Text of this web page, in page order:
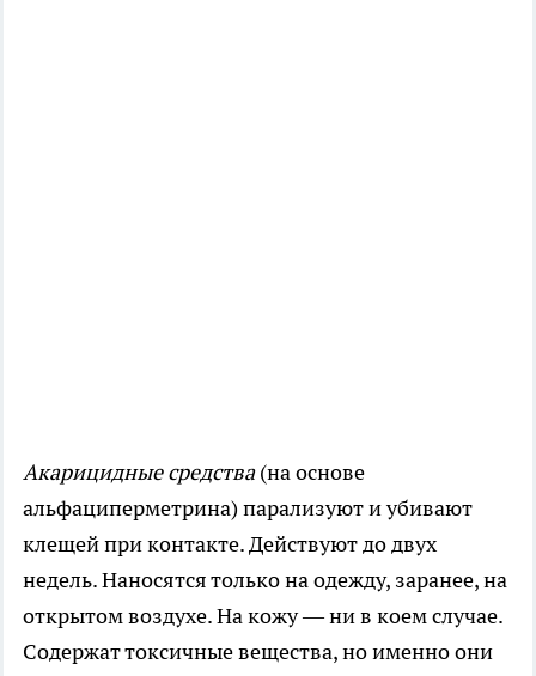
Акарицидные средства(на основе
альфациперметрина) парализуют и убивают
клещей при контакте. Действуют до двух
недель. Наносятся только на одежду, заранее, на
открытом воздухе. На кожу — ни в коем случае.
Содержат токсичные вещества, но именно они